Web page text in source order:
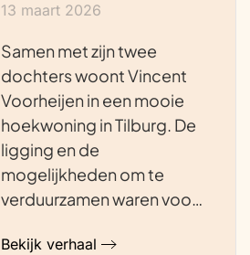
13 maart 2026
Samen met zijn twee
dochters woont Vincent
Voorheijen in een mooie
hoekwoning in Tilburg. De
ligging en de
mogelijkheden om te
verduurzamen waren voo…
Bekijk verhaal